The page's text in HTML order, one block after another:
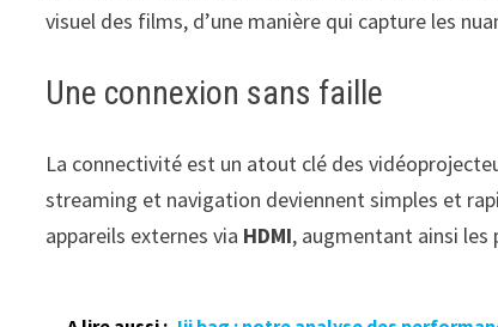
visuel des films, d’une manière qui capture les
Une connexion sans faille
La connectivité est un atout clé des
streaming et navigation deviennent simples et
appareils externes via HDMI, augmentant ainsi